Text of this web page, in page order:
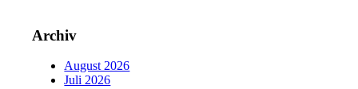
Archiv
August 2026
Juli 2026